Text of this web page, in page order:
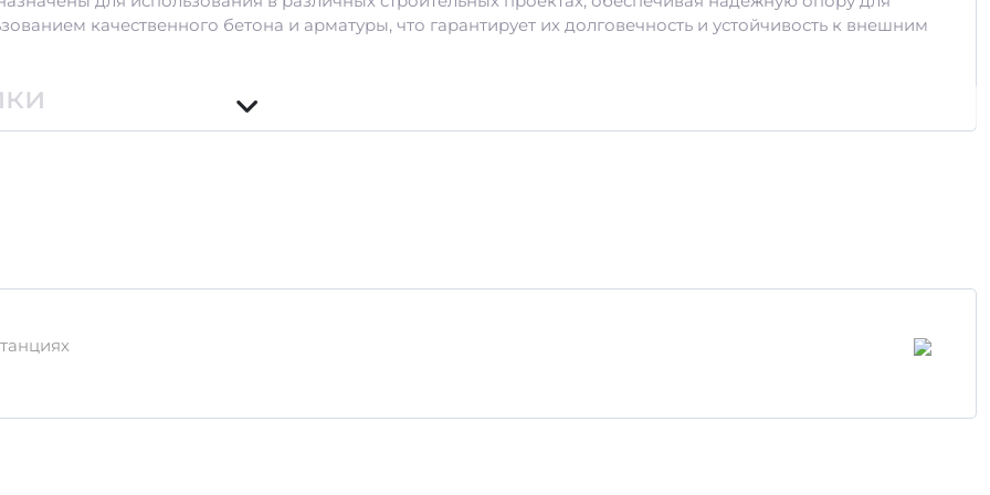
качественного бетона и арматуры, что гарантирует их долговечность и устойчивость к внешним
воздействиям.